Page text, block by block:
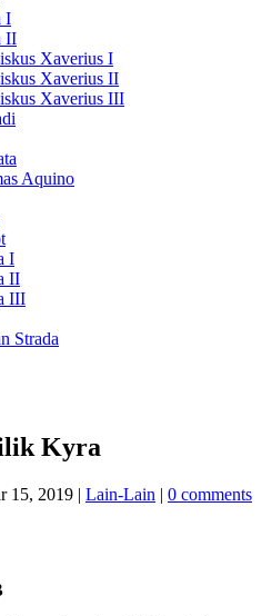
I
II
Xaverius I
Xaverius II
Xaverius III
Aquino
I
II
III
Strada
Kyra
15, 2019 | Lain-Lain | 0 comments